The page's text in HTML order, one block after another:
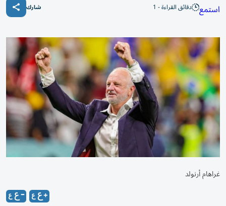
استمع دقائق القراءة - 1 شارك
غراهام أرنولد